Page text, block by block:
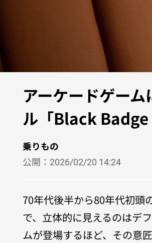
アーケードゲー
ル「Black Badge
乗りもの
公開： 2026/02/20 14:24
70年代後半から80年代初頭
で、立体的に見えるのはデ
ムが登場するほど、その意